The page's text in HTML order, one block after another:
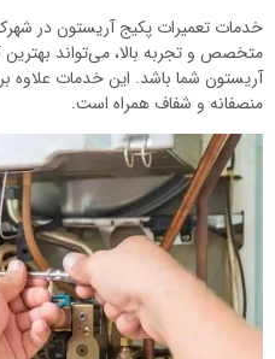
خدمات تعمیرات پکیج آریستون در
متخصص و تجربه بالا، می‌تواند
آریستون شما باشد. این خدمات علاوه
منصفانه و شفاف همراه است.